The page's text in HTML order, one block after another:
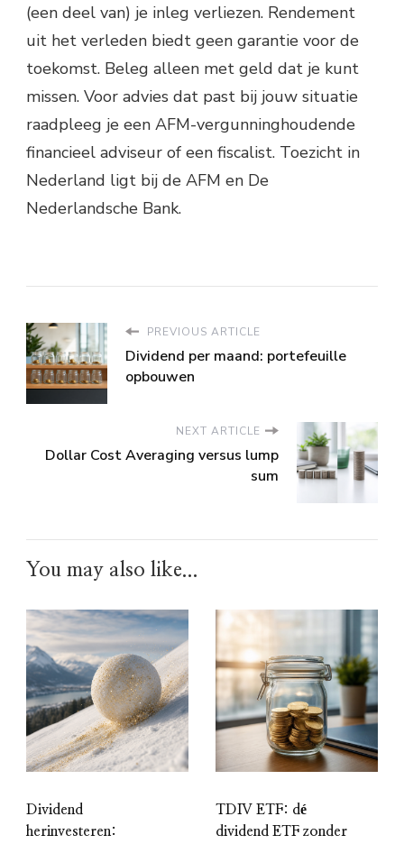
(een deel van) je inleg verliezen. Rendement
uit het verleden biedt geen garantie voor de
toekomst. Beleg alleen met geld dat je kunt
missen. Voor advies dat past bij jouw situatie
raadpleeg je een AFM-vergunninghoudende
financieel adviseur of een fiscalist. Toezicht in
Nederland ligt bij de AFM en De
Nederlandsche Bank.
PREVIOUS ARTICLE
Dividend per maand: portefeuille
opbouwen
NEXT ARTICLE
Dollar Cost Averaging versus lump
sum
You may also like...
Dividend
herinvesteren:
TDIV ETF: dé
dividend ETF zonder